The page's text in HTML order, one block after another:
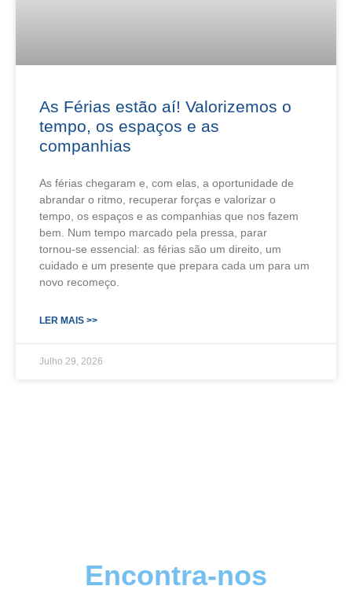
As Férias estão aí! Valorizemos o
tempo, os espaços e as
companhias
As férias chegaram e, com elas, a oportunidade de
abrandar o ritmo, recuperar forças e valorizar o
tempo, os espaços e as companhias que nos fazem
bem. Num tempo marcado pela pressa, parar
tornou‑se essencial: as férias são um direito, um
cuidado e um presente que prepara cada um para um
novo recomeço.
LER MAIS >>
Julho 29, 2026
Encontra-nos